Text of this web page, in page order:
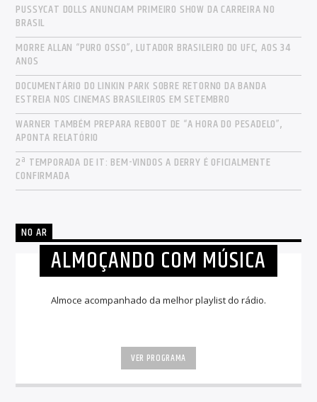
PUSSYCAT DOLLS ANUNCIAM PRIMEIRO SHOW DA CARREIRA NO
BRASIL
MORRE ALLAN “PURO OSSO”, LUTADOR BRASILEIRO DO UFC, AOS 34
ANOS
DOCUMENTÁRIO DO LINKIN PARK SOBRE RETORNO DA BANDA
ESTREIA NOS CINEMAS BRASILEIROS EM SETEMBRO
WARNER TAMBÉM PREPARA REBOOT DE “A HORA DO PESADELO”,
APONTA RELATÓRIO
2ª TEMPORADA DE IT: BEM-VINDOS A DERRY É OFICIALMENTE
CONFIRMADA
NO AR
ALMOÇANDO COM MÚSICA
Almoce acompanhado da melhor playlist do rádio.
VER PROGRAMA